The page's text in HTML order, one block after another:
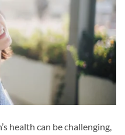
health can be challenging,